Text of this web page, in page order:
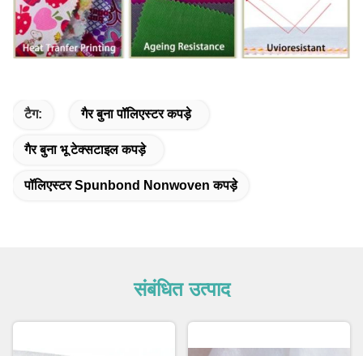
टैग: गैर बुना पॉलिएस्टर कपड़े
गैर बुना भू टेक्सटाइल कपड़े
पॉलिएस्टर Spunbond Nonwoven कपड़े
संबंधित उत्पाद